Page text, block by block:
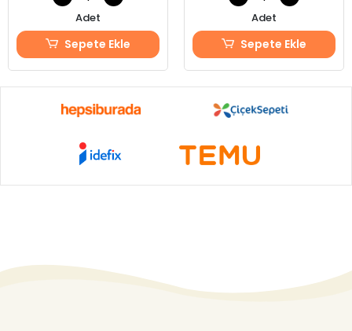
Adet
Sepete Ekle
Adet
Sepete Ekle